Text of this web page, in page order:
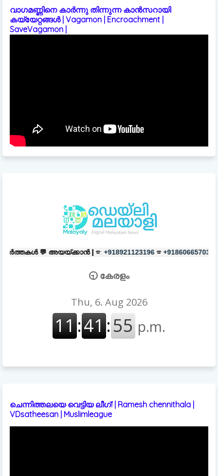
വാഗമണ്ണിനെ കാർന്നു തിന്നുന്ന കാൻസറായി
കയ്യേറ്റങ്ങൾ | Vagamon | Encroachment |
SaveVagamon |
| ☎: +918921123196 ☎ +918606657037 പരസ്യങ്ങൾക്ക്
🕤 കേരളം
ചെന്നിത്തലയെ വെട്ടിയ ലീഗ്! | Ramesh chennithala |
VDsatheesan | Muslimleague